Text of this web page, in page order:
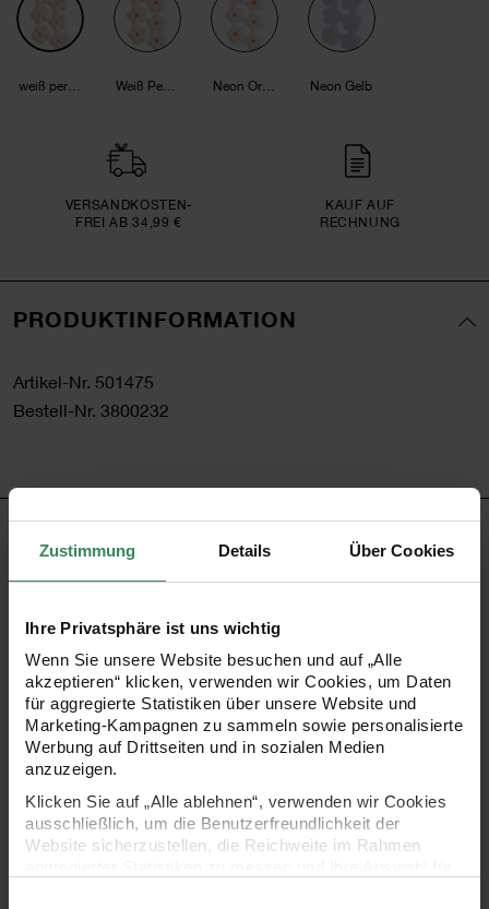
Zustimmung Details Über Cookies
Ihre Privatsphäre ist uns wichtig
Wenn Sie unsere Website besuchen und auf „Alle
akzeptieren“ klicken, verwenden wir Cookies, um Daten
für aggregierte Statistiken über unsere Website und
Marketing-Kampagnen zu sammeln sowie personalisierte
Werbung auf Drittseiten und in sozialen Medien
anzuzeigen.
Klicken Sie auf „Alle ablehnen“, verwenden wir Cookies
ausschließlich, um die Benutzerfreundlichkeit der
Website sicherzustellen, die Reichweite im Rahmen
Weiß Perlmutt / Neon-Pink Neon Orange Neon Gelb
VERSAND­KOSTEN­
FREI AB 34,99 €
KAUF AUF
RECHNUNG
PRODUKTINFORMATION
Artikel-Nr. 501475
Bestell-Nr. 3800232
verarbeiteten Elementen zur Verzierung von Kerzen. Die
einzelnen Blüten werden mittels Handwärme angebracht
und direkt auf der Kerzenoberfläche fixiert. Die Dekore
ermöglichen eine saubere und gezielte Gestaltung ohne
zusätzliches Werkzeug.
- Motiv: Blüten